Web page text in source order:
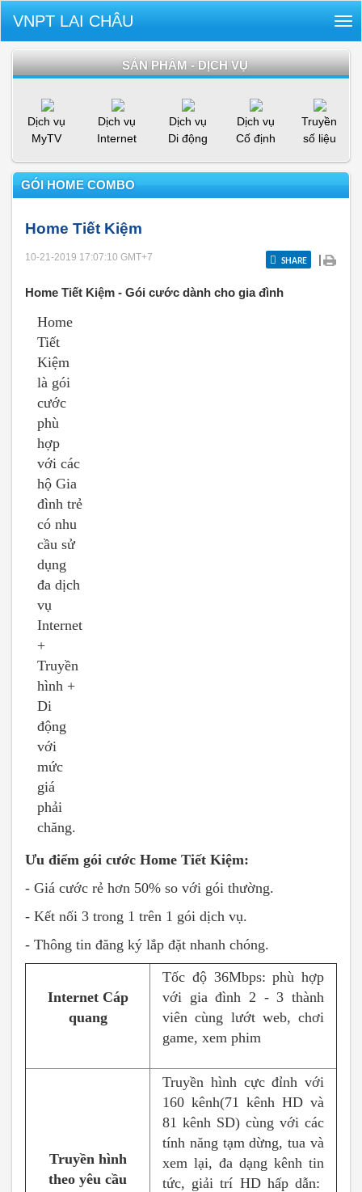
VNPT LAI CHÂU
SẢN PHẨM - DỊCH VỤ
Dịch vụ
MyTV
Dịch vụ
Internet
Dịch vụ
Di động
Dịch vụ
Cố định
Truyền
số liệu
GÓI HOME COMBO
Home Tiết Kiệm
10-21-2019 17:07:10 GMT+7 SHARE |
Home Tiết Kiệm - Gói cước dành cho gia đình
Home
Tiết
Kiệm
là gói
cước
phù
hợp
với các
hộ Gia
đình trẻ
có nhu
cầu sử
dụng
đa dịch
vụ
Internet
+
Truyền
hình +
Di
động
với
mức
giá
phải
chăng.
Ưu điểm gói cước Home Tiết Kiệm:
- Giá cước rẻ hơn 50% so với gói thường.
- Kết nối 3 trong 1 trên 1 gói dịch vụ.
- Thông tin đăng ký lắp đặt nhanh chóng.
Internet Cáp
quang
Tốc độ 36Mbps: phù hợp
với gia đình 2 - 3 thành
viên cùng lướt web, chơi
game, xem phim
Truyền hình
theo yêu cầu
Truyền hình cực đỉnh với
160 kênh(71 kênh HD và
81 kênh SD) cùng với các
tính năng tạm dừng, tua và
xem lại, đa dạng kênh tin
tức, giải trí HD hấp dẫn: